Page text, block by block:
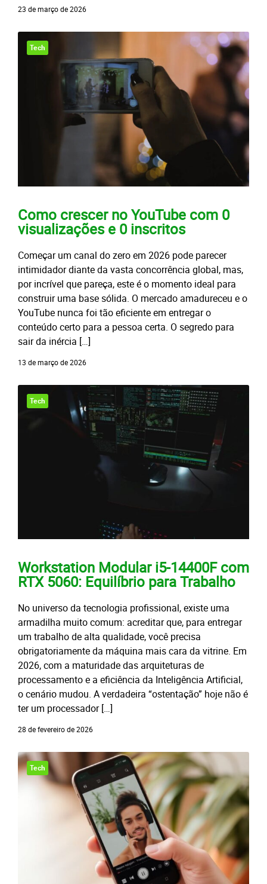
23 de março de 2026
Tech
Como crescer no YouTube com 0
visualizações e 0 inscritos
Começar um canal do zero em 2026 pode parecer
intimidador diante da vasta concorrência global, mas,
por incrível que pareça, este é o momento ideal para
construir uma base sólida. O mercado amadureceu e o
YouTube nunca foi tão eficiente em entregar o
conteúdo certo para a pessoa certa. O segredo para
sair da inércia […]
13 de março de 2026
Tech
Workstation Modular i5-14400F com
RTX 5060: Equilíbrio para Trabalho
No universo da tecnologia profissional, existe uma
armadilha muito comum: acreditar que, para entregar
um trabalho de alta qualidade, você precisa
obrigatoriamente da máquina mais cara da vitrine. Em
2026, com a maturidade das arquiteturas de
processamento e a eficiência da Inteligência Artificial,
o cenário mudou. A verdadeira “ostentação” hoje não é
ter um processador […]
28 de fevereiro de 2026
Tech